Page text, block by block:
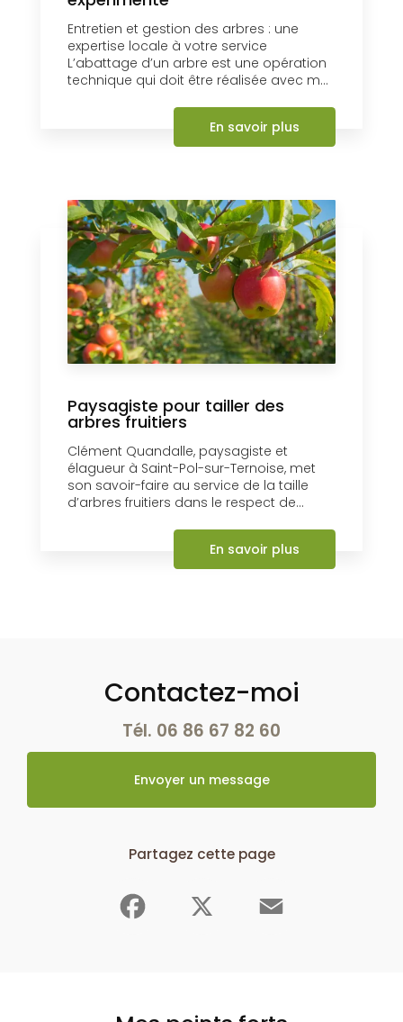
Entretien et gestion des arbres : une
expertise locale à votre service
L’abattage d’un arbre est une opération
technique qui doit être réalisée avec m...
En savoir plus
Paysagiste pour tailler des
arbres fruitiers
Clément Quandalle, paysagiste et
élagueur à Saint-Pol-sur-Ternoise, met
son savoir-faire au service de la taille
d’arbres fruitiers dans le respect de...
En savoir plus
Contactez-moi
Tél. 06 86 67 82 60
Envoyer un message
Partagez cette page